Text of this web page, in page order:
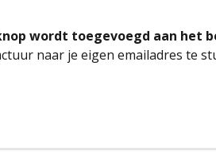
wordt toegevoegd aan het
naar je eigen emailadres te